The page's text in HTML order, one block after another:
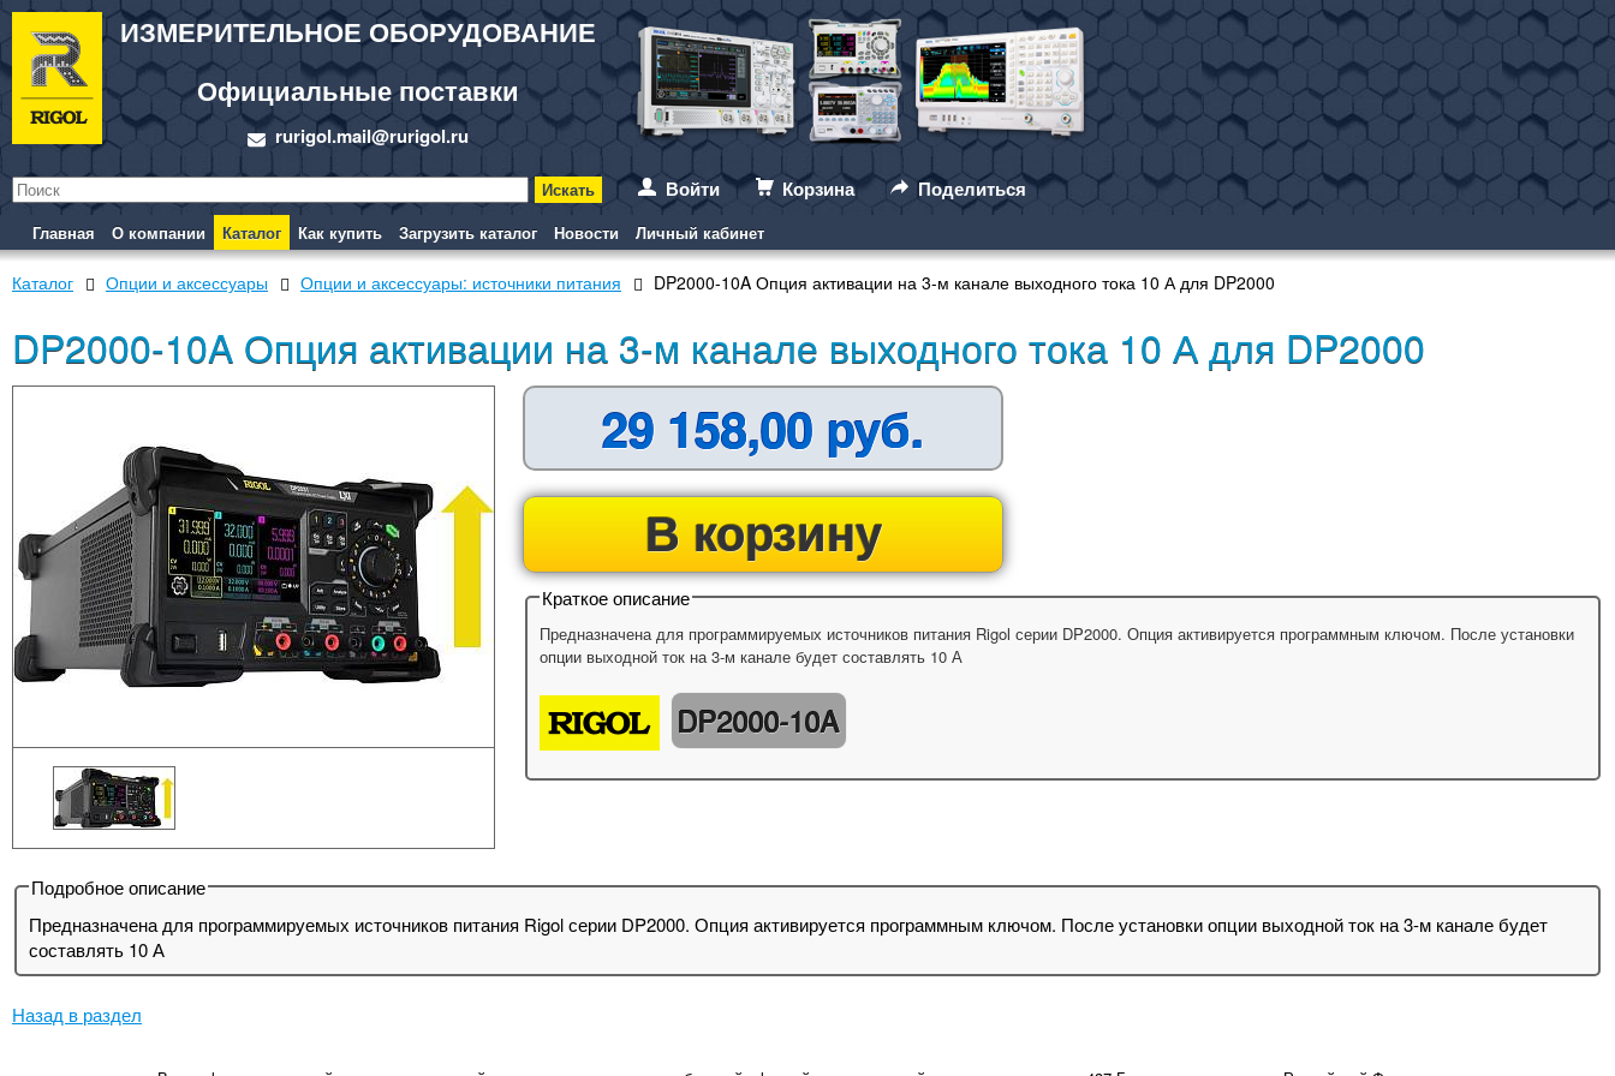
ИЗМЕРИТЕЛЬНОЕ ОБОРУДОВАНИЕ
Официальные поставки
rurigol.mail@rurigol.ru
Войти
Корзина Поделиться
Главная О компании Каталог Как купить Загрузить каталог Новости Личный кабинет
Каталог Опции и аксессуары Опции и аксессуары: источники питания DP2000-10A Опция активации на 3-м канале выходного тока 10 А для DP2000
DP2000-10A Опция активации на 3-м канале выходного тока 10 А для DP2000
29 158,00 руб.
В корзину
Краткое описание
Предназначена для программируемых источников питания Rigol серии DP2000. Опция активируется программным ключом. После установки
опции выходной ток на 3-м канале будет составлять 10 А
DP2000-10A
Подробное описание
Предназначена для программируемых источников питания Rigol серии DP2000. Опция активируется программным ключом. После установки опции выходной ток на 3-м канале будет
составлять 10 А
Назад в раздел